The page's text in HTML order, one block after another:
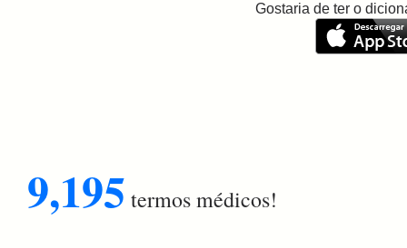
Gostaria de ter o
9,195 termos médicos!